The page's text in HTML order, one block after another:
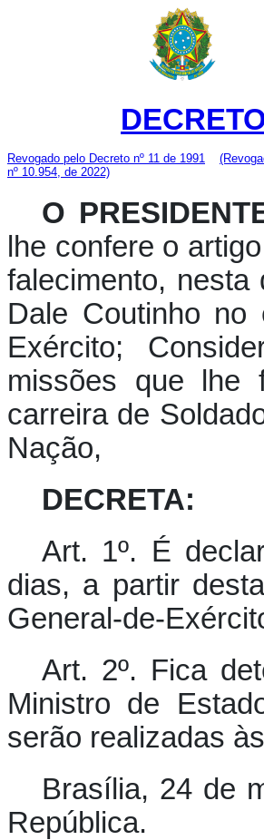
Revogado pelo Decreto nº 11 de 1991
nº 10.954, de 2022)
O
lhe confere o
falecimento, nesta
Dale Coutinho
Exército;
missões que lhe
carreira de
Nação,
DECRETA:
Art. 1º. É
dias, a partir
General-de-
Art. 2º. Fica
Ministro de
serão realizadas
Brasília, 24 de
República.